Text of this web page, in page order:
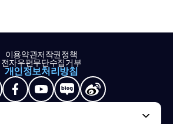
이용약관저작권정책
전자우편무단수집거부
개인정보처리방침